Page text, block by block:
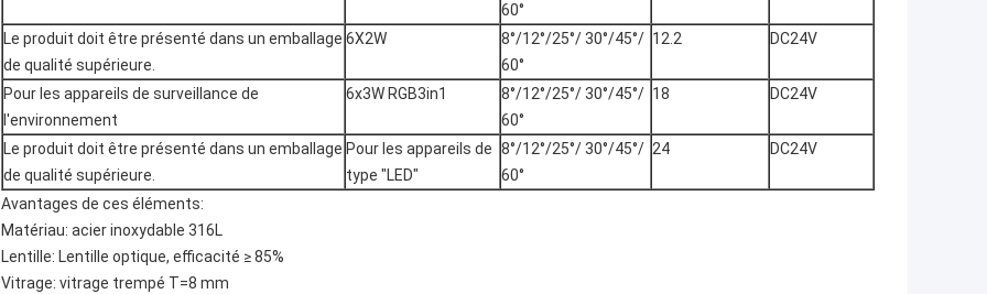
60°
Le produit doit être présenté dans un emballage
de qualité supérieure.
6X2W
8°/12°/25°/ 30°/45°/
60°
12.2 DC24V
Pour les appareils de surveillance de
l'environnement
6x3W RGB3in1
8°/12°/25°/ 30°/45°/
60°
18 DC24V
Le produit doit être présenté dans un emballage
de qualité supérieure.
Pour les appareils de
type "LED"
8°/12°/25°/ 30°/45°/
60°
24 DC24V
Avantages de ces éléments:
Matériau: acier inoxydable 316L
Lentille: Lentille optique, efficacité ≥ 85%
Vitrage: vitrage trempé T=8 mm